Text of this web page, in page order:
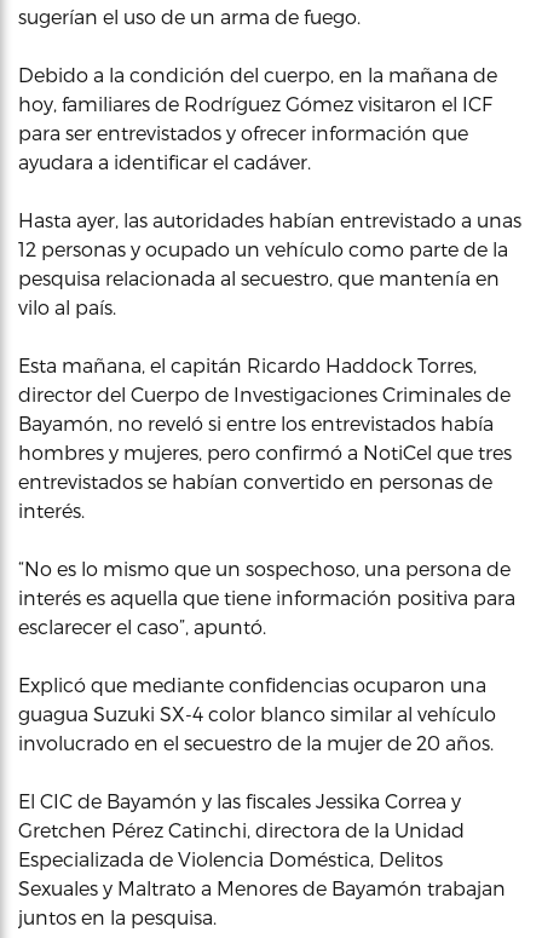
sugerían el uso de un arma de fuego.
Debido a la condición del cuerpo, en la mañana de
hoy, familiares de Rodríguez Gómez visitaron el ICF
para ser entrevistados y ofrecer información que
ayudara a identificar el cadáver.
Hasta ayer, las autoridades habían entrevistado a unas
12 personas y ocupado un vehículo como parte de la
pesquisa relacionada al secuestro, que mantenía en
vilo al país.
Esta mañana, el capitán Ricardo Haddock Torres,
director del Cuerpo de Investigaciones Criminales de
Bayamón, no reveló si entre los entrevistados había
hombres y mujeres, pero confirmó a NotiCel que tres
entrevistados se habían convertido en personas de
interés.
“No es lo mismo que un sospechoso, una persona de
interés es aquella que tiene información positiva para
esclarecer el caso”, apuntó.
Explicó que mediante confidencias ocuparon una
guagua Suzuki SX-4 color blanco similar al vehículo
involucrado en el secuestro de la mujer de 20 años.
El CIC de Bayamón y las fiscales Jessika Correa y
Gretchen Pérez Catinchi, directora de la Unidad
Especializada de Violencia Doméstica, Delitos
Sexuales y Maltrato a Menores de Bayamón trabajan
juntos en la pesquisa.